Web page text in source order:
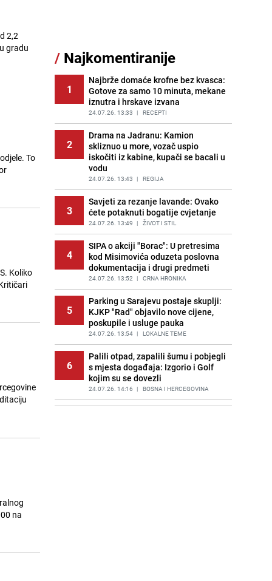
2,2
gradu
To
Koliko
na
Novog
BOSNA I HERCEGOVINA
12
Kao iz slastičarne: Rolada od
čokolade i kokosa bez pečenja,
jednostavan desert bez imalo muke
PRIJE 2 DANA | RECEPTI
13
Tajna savršenog makedonskog
ajvara: Stari recept za kremast i
bogat okus
PRIJE 2 DANA | RECEPTI
14
Tuga potresla grad na Uni:
Preminula Lejla Muhić (39),
sugrađani u nevjerici
PRIJE 2 DANA | BOSNA I HERCEGOVINA
15
Borba trajala satima: Pogledajte
'grdosiju' od skoro tri metra koju su
braća izvukla iz mora
PRIJE 1 DAN | SVIJET
/ Najkomentiranije
1
Najbrže domaće krofne bez kvasca:
Gotove za samo 10 minuta, mekane
iznutra i hrskave izvana
24.07.26. 13:33 | RECEPTI
2
Drama na Jadranu: Kamion
skliznuo u more, vozač uspio
iskočiti iz kabine, kupači se bacali u
vodu
24.07.26. 13:43 | REGIJA
3
Savjeti za rezanje lavande: Ovako
ćete potaknuti bogatije cvjetanje
24.07.26. 13:49 | ŽIVOT I STIL
4
SIPA o akciji "Borac": U pretresima
kod Misimovića oduzeta poslovna
dokumentacija i drugi predmeti
24.07.26. 13:52 | CRNA HRONIKA
5
Parking u Sarajevu postaje skuplji:
KJKP "Rad" objavilo nove cijene,
poskupile i usluge pauka
24.07.26. 13:54 | LOKALNE TEME
6
Palili otpad, zapalili šumu i pobjegli
s mjesta događaja: Izgorio i Golf
kojim su se dovezli
24.07.26. 14:16 | BOSNA I HERCEGOVINA